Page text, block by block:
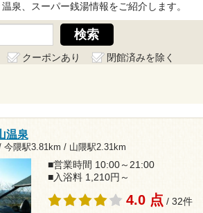
泉、スーパー銭湯情報をご紹介します。
クーポンあり
閉館済みを除く
温泉
今隈駅3.81km / 山隈駅2.31km
■営業時間 10:00～21:00
■入浴料 1,210円～
4.0 点 / 32件